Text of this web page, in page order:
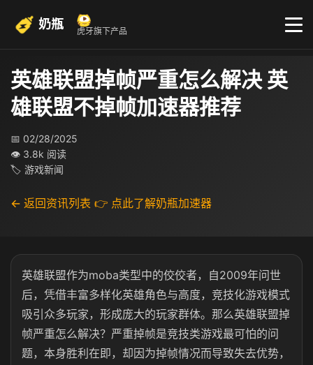
奶瓶 虎牙旗下产品
英雄联盟掉帧严重怎么解决 英
雄联盟不掉帧加速器推荐
📅 02/28/2025
👁 3.8k 阅读
🏷 游戏新闻
← 返回资讯列表 👉 点此了解奶瓶加速器
英雄联盟作为moba类型中的佼佼者，自2009年问世
后，凭借丰富多样化英雄角色与高度，竞技化游戏模式
吸引众多玩家，形成庞大的玩家群体。那么英雄联盟掉
帧严重怎么解决？严重掉帧是竞技类游戏最可怕的问
题，本身胜利在即，却因为掉帧情况而导致失去优势，